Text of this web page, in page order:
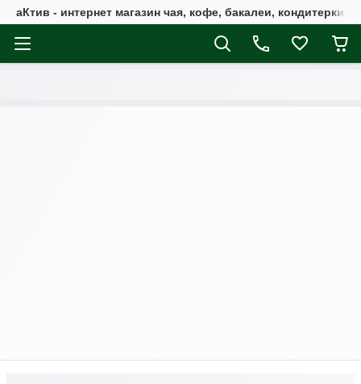
аКтив - интернет магазин чая, кофе, бакалеи, кондитерки